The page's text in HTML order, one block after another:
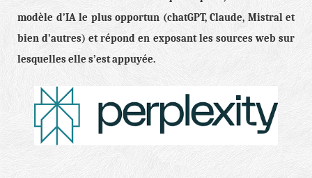
modèle d’IA le plus opportun (chatGPT, Claude, Mistral et
bien d’autres) et répond en exposant les sources web sur
lesquelles elle s’est appuyée.